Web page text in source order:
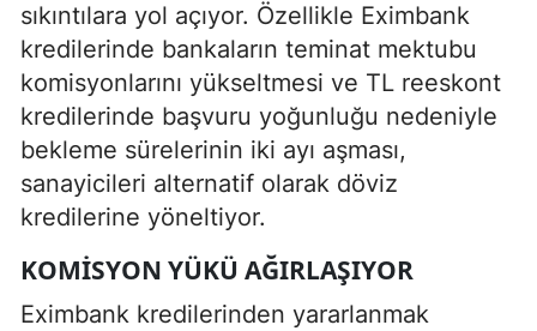
sıkıntılara yol açıyor. Özellikle Eximbank
kredilerinde bankaların teminat mektubu
komisyonlarını yükseltmesi ve TL reeskont
kredilerinde başvuru yoğunluğu nedeniyle
bekleme sürelerinin iki ayı aşması,
sanayicileri alternatif olarak döviz
kredilerine yöneltiyor.
KOMISYON YÜKÜ AĞIRLAŞIYOR
Eximbank kredilerinden yararlanmak